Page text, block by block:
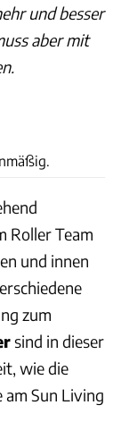
und besser
aber mit
Roller Team
und innen
zum
sind in dieser
wie die
Sun Living